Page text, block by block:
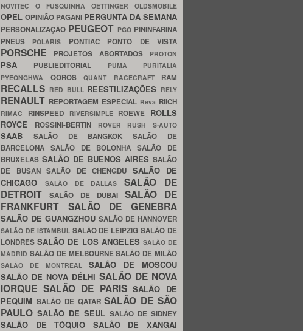
NOVITEC O FUSQUINHA OETTINGER OLDSMOBILE
OPEL OPINIÃO PAGANI PERGUNTA DA SEMANA
PERSONALIZAÇÃO PEUGEOT PGO PININFARINA
PNEUS
POLARIS PONTIAC PONTO DE VISTA
PORSCHE PROJETOS ABORTADOS PROTON
PSA PUBLIEDITORIAL PUMA PURITALIA
PYEONGHWA QOROS QUANT RACECRAFT RAM
RECALLS RED BULL REESTILIZAÇÕES RELY
RENAULT REPORTAGEM ESPECIAL Reva RIICH
RIMAC RINSPEED RIVERSIMPLE ROEWE ROLLS
ROYCE
ROSSINI-BERTIN ROVER RUSH S-AUTO
SAAB SALÃO DE BANGKOKSALÃO DE
BARCELONA SALÃO DE BOLONHASALÃO DE
BRUXELAS SALÃO DE BUENOS AIRES SALÃO
DE BUSAN SALÃO DE CHENGDU SALÃO DE
CHICAGO
SALÃO DE DALLASSALÃO DE
DETROIT
SALÃO DE DUBAI SALÃO DE
FRANKFURT SALÃO DE GENEBRA
SALÃO DE GUANGZHOU SALÃO DE HANNOVER
SALÃO DE ISTAMBUL SALÃO DE LEIPZIGSALÃO DE
LONDRESSALÃO DE LOS ANGELES SALÃO DE
MADRID SALÃO DE MELBOURNESALÃO DE MILÃO
SALÃO DE MONTREAL SALÃO DE MOSCOU
SALÃO DE NOVA DÉLHI SALÃO DE NOVA
IORQUE SALÃO DE PARISSALÃO DE
PEQUIM SALÃO DE QATARSALÃO DE SÃO
PAULO SALÃO DE SEUL SALÃO DE SIDNEY
SALÃO DE TÓQUIO SALÃO DE XANGAI